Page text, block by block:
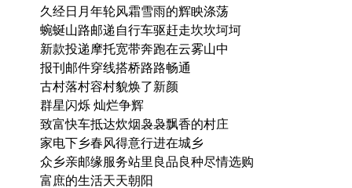
久经日月年轮风霜雪雨的辉眏涤荡
蜿蜒山路邮递自行车驱赶走坎坎坷坷
新款投递摩托宽带奔跑在云雾山中
报刊邮件穿线搭桥路路畅通
古村落村容村貌焕了新颜
群星闪烁 灿烂争辉
致富快车抵达炊烟袅袅飘香的村庄
家电下乡春风得意行进在城乡
众乡亲邮缘服务站里良品良种尽情选购
富庶的生活天天朝阳